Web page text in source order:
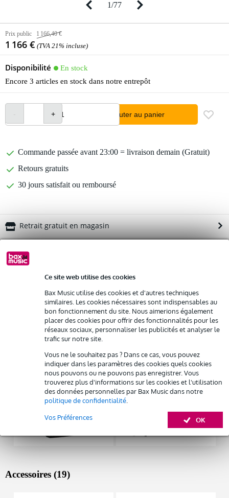
Ce site web utilise des cookies
Bax Music utilise des cookies et d'autres techniques
similaires. Les cookies nécessaires sont indispensables au
bon fonctionnement du site. Nous aimerions également
placer des cookies pour offrir des fonctionnalités pour les
réseaux sociaux, personnaliser les publicités et analyser le
trafic sur notre site.
Vous ne le souhaitez pas ? Dans ce cas, vous pouvez
indiquer dans les paramètres des cookies quels cookies
nous pouvons ou ne pouvons pas enregistrer. Vous
trouverez plus d'informations sur les cookies et l'utilisation
des données personnelles par Bax Music dans notre
politique de confidentialité
OK
Vos Préférences
1/77
Prix public 1 166,40 €
1 166 € (TVA 21% incluse)
Disponibilité
En stock
Encore 3 articles en stock dans notre entrepôt
Ajouter au panier
Commande passée avant 23:00 = livraison demain (Gratuit)
Retours gratuits
30 jours satisfait ou remboursé
Retrait gratuit en magasin
% Louez ce produit
Location de plusieurs produits à la fois : min. 300 € et max.
2 500 €
Livraison à domicilegratuite
Résiliation possible du contrat après 4 mois
Possibilité d'acheter votre/vos produit(s) à un tarif réduit
Louez ce produit
Afficher toutes les caractéristiques du produit
Autres variantes (8)
Accessoires (19)